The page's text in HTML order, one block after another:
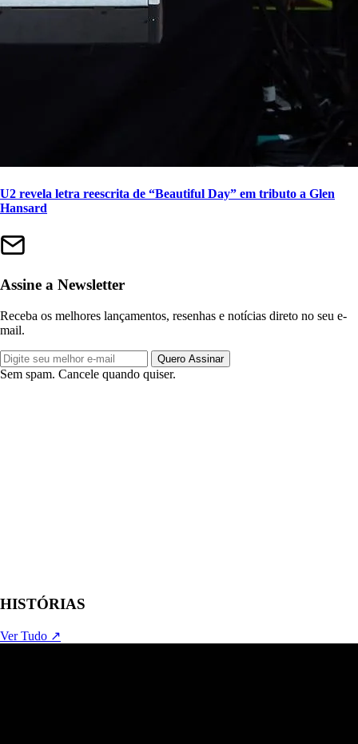
U2 revela letra reescrita de “Beautiful Day” em tributo a Glen
Hansard
Assine a Newsletter
Receba os melhores lançamentos, resenhas e notícias direto no seu e-
mail.
Quero Assinar
Sem spam. Cancele quando quiser.
HISTÓRIAS
Ver Tudo ↗